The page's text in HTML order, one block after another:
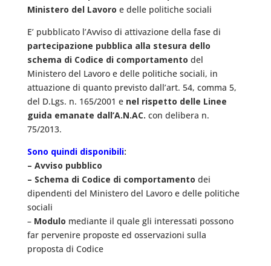
Ministero del Lavoro e delle politiche sociali
E’ pubblicato l’Avviso di attivazione della fase di
partecipazione pubblica alla stesura dello
schema di Codice di comportamento del
Ministero del Lavoro e delle politiche sociali, in
attuazione di quanto previsto dall’art. 54, comma 5,
del D.Lgs. n. 165/2001 e nel rispetto delle Linee
guida emanate dall’A.N.AC. con delibera n.
75/2013.
Sono quindi disponibili:
– Avviso pubblico
– Schema di Codice di comportamento dei
dipendenti del Ministero del Lavoro e delle politiche
sociali
–Modulo mediante il quale gli interessati possono
far pervenire proposte ed osservazioni sulla
proposta di Codice